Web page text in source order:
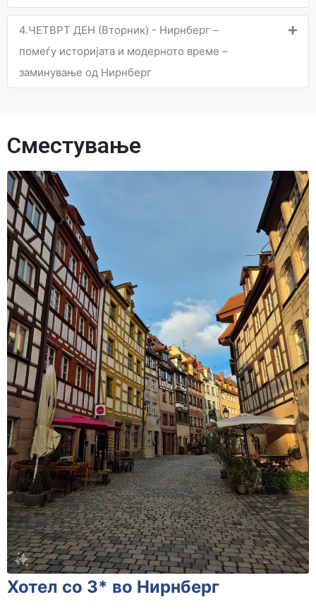
4.ЧЕТВРТ ДЕН (Вторник) - Нирнберг –
помеѓу историјата и модерното време –
заминување од Нирнберг
Сместување
Хотел со 3* во Нирнберг